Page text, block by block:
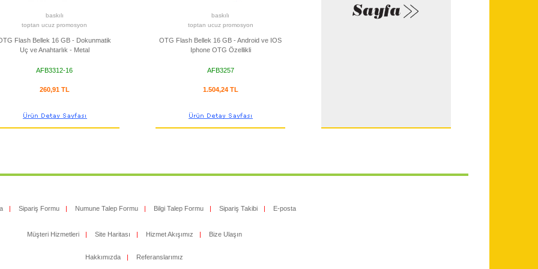
baskılı
toptan ucuz promosyon
Flash Bellek 16 GB - Dokunmatik
Uç ve Anahtarlık - Metal
AFB3312-16
260,91 TL
baskılı
toptan ucuz promosyon
OTG Flash Bellek 16 GB - Android ve IOS
Iphone OTG Özellikli
AFB3257
1.504,24 TL
| Sipariş Formu | Numune Talep Formu | Bilgi Talep Formu | Sipariş Takibi | E-posta
Müşteri Hizmetleri | Site Haritası | Hizmet Akışımız | Bize Ulaşın
Hakkımızda | Referanslarımız